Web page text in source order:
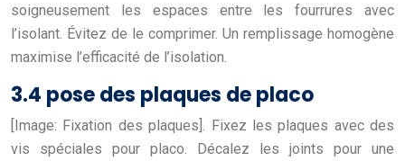
soigneusement les espaces entre les fourrures avec
l’isolant. Évitez de le comprimer. Un remplissage homogène
maximise l’efficacité de l’isolation.
3.4 pose des plaques de placo
[Image: Fixation des plaques]. Fixez les plaques avec des
vis spéciales pour placo. Décalez les joints pour une